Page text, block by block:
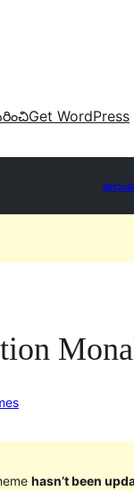
Get WordPress
hasn’t been